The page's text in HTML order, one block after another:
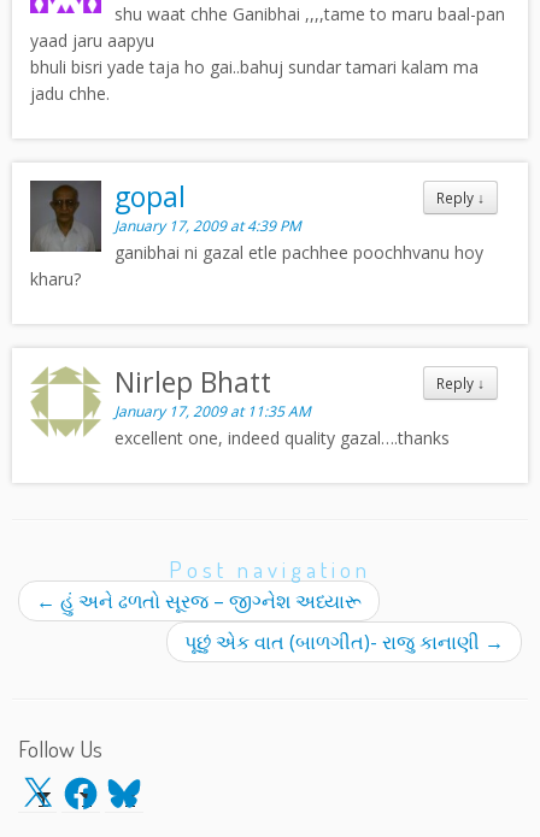
shu waat chhe Ganibhai ,,,,tame to maru baal-pan
yaad jaru aapyu
bhuli bisri yade taja ho gai..bahuj sundar tamari kalam ma
jadu chhe.
Reply ↓
gopal
January 17, 2009 at 4:39 PM
ganibhai ni gazal etle pachhee poochhvanu hoy
kharu?
Reply ↓
Nirlep Bhatt
January 17, 2009 at 11:35 AM
excellent one, indeed quality gazal….thanks
Post navigation
← હું અને ઢળતો સૂરજ – જીગ્નેશ અધ્યારૂ
પૂછું એક વાત (બાળગીત)- રાજુ કાનાણી →
Follow Us
X Facebook
Bluesky